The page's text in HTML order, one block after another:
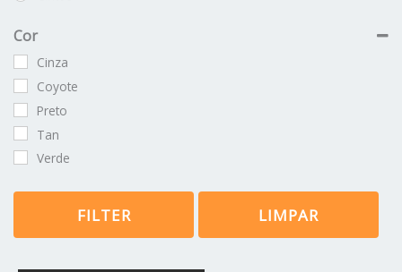
Cor
Cinza
Coyote
Preto
Tan
Verde
FILTER LIMPAR